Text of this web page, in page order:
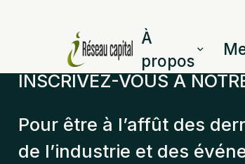
À
propos
INSCRIVEZ-VOUS À
Pour être à l’affût des
de l’industrie et des